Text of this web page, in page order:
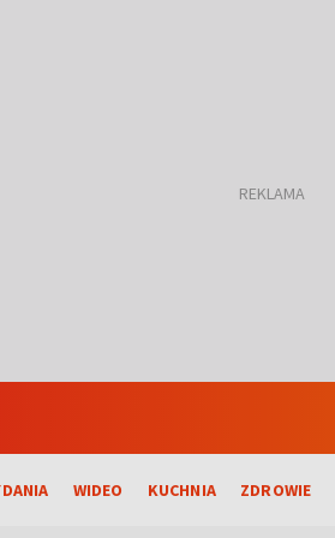
WIDEO KUCHNIA ZDROWIE